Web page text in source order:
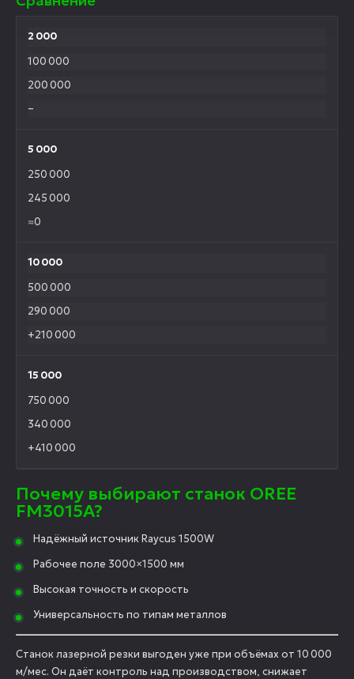
2 000
100 000
200 000
–
5 000
250 000
245 000
≈0
10 000
500 000
290 000
+210 000
15 000
750 000
340 000
+410 000
Почему выбирают станок OREE
FM3015A?
Надёжный источник Raycus 1500W
Рабочее поле 3000×1500 мм
Высокая точность и скорость
Универсальность по типам металлов
Станок лазерной резки выгоден уже при объёмах от 10 000
м/мес. Он даёт контроль над производством, снижает